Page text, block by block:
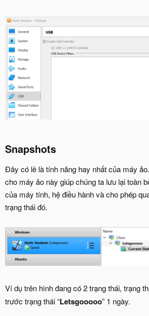
Snapshots
Đây có lẽ là tính năng hay nhất của máy
cho máy ảo này giúp chúng ta lưu lại toàn
của máy tính, hệ điều hành và cho phép
trạng thái đó.
Ví dụ trên hình đang có 2 trạng thái, trạng
trước trạng thái “Letsgooooo” 1 ngày.